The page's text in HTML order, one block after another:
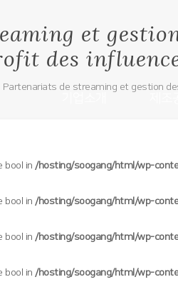
et
des
Partenariats de streaming et gestion
bool in /hosting/soogang/html/wp-
bool in /hosting/soogang/html/wp-
bool in /hosting/soogang/html/wp-
bool in /hosting/soogang/html/wp-